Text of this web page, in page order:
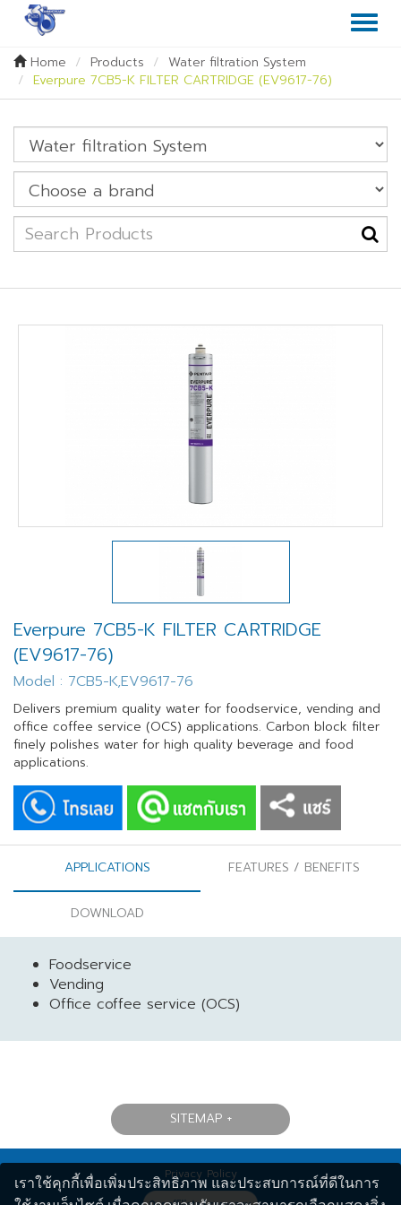
Home
Products
Water filtration System
Everpure 7CB5-K FILTER CARTRIDGE (EV9617-76)
Everpure 7CB5-K FILTER CARTRIDGE
(EV9617-76)
Model : 7CB5-K,EV9617-76
Delivers premium quality water for foodservice, vending and
office coffee service (OCS) applications. Carbon block filter
finely polishes water for high quality beverage and food
applications.
APPLICATIONS FEATURES / BENEFITS
DOWNLOAD
Foodservice
Vending
Office coffee service (OCS)
SITEMAP
Privacy Policy
เราใช้คุกกี้เพื่อเพิ่มประสิทธิภาพ และประสบการณ์ที่ดีในการ